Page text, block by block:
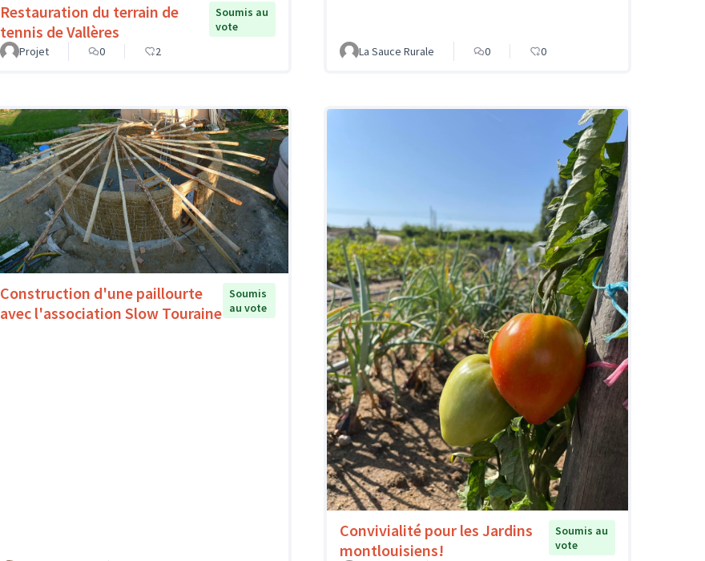
Restauration du terrain de
tennis de Vallères
Soumis au
vote
Projet
0 2 La Sauce Rurale 0 0
Construction d'une paillourte
avec l'association Slow Touraine
Soumis
au vote
Convivialité pour les Jardins
montlouisiens!
Soumis au
vote